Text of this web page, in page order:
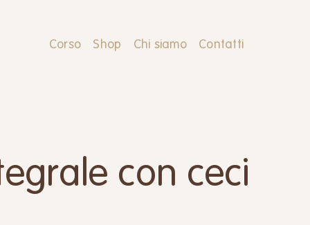
Corso Shop Chi siamo Contatti
con ceci